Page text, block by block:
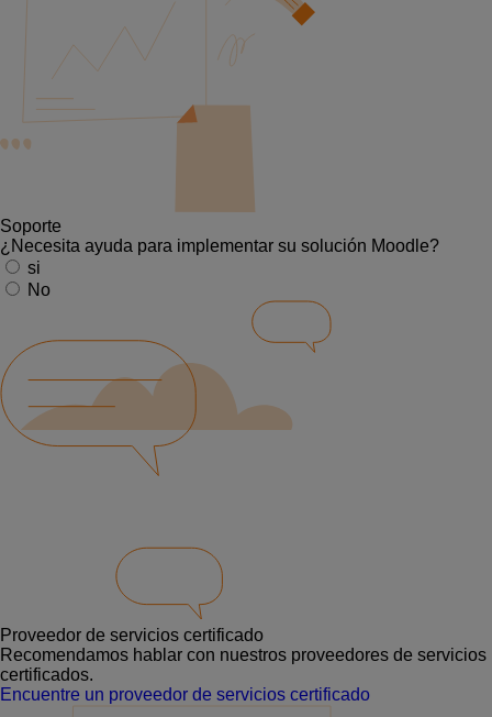
Soporte
¿Necesita ayuda para implementar su solución Moodle?
si
No
Proveedor de servicios certificado
Recomendamos hablar con nuestros proveedores de servicios
certificados.
Encuentre un proveedor de servicios certificado